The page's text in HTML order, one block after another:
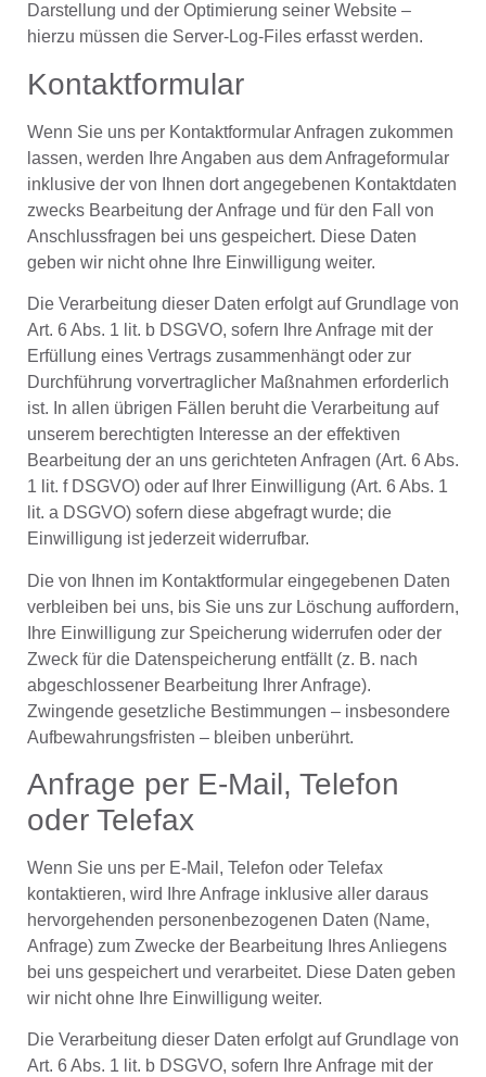
Darstellung und der Optimierung seiner Website –
hierzu müssen die Server-Log-Files erfasst werden.
Kontaktformular
Wenn Sie uns per Kontaktformular Anfragen zukommen
lassen, werden Ihre Angaben aus dem Anfrageformular
inklusive der von Ihnen dort angegebenen Kontaktdaten
zwecks Bearbeitung der Anfrage und für den Fall von
Anschlussfragen bei uns gespeichert. Diese Daten
geben wir nicht ohne Ihre Einwilligung weiter.
Die Verarbeitung dieser Daten erfolgt auf Grundlage von
Art. 6 Abs. 1 lit. b DSGVO, sofern Ihre Anfrage mit der
Erfüllung eines Vertrags zusammenhängt oder zur
Durchführung vorvertraglicher Maßnahmen erforderlich
ist. In allen übrigen Fällen beruht die Verarbeitung auf
unserem berechtigten Interesse an der effektiven
Bearbeitung der an uns gerichteten Anfragen (Art. 6 Abs.
1 lit. f DSGVO) oder auf Ihrer Einwilligung (Art. 6 Abs. 1
lit. a DSGVO) sofern diese abgefragt wurde; die
Einwilligung ist jederzeit widerrufbar.
Die von Ihnen im Kontaktformular eingegebenen Daten
verbleiben bei uns, bis Sie uns zur Löschung auffordern,
Ihre Einwilligung zur Speicherung widerrufen oder der
Zweck für die Datenspeicherung entfällt (z. B. nach
abgeschlossener Bearbeitung Ihrer Anfrage).
Zwingende gesetzliche Bestimmungen – insbesondere
Aufbewahrungsfristen – bleiben unberührt.
Anfrage per E-Mail, Telefon
oder Telefax
Wenn Sie uns per E-Mail, Telefon oder Telefax
kontaktieren, wird Ihre Anfrage inklusive aller daraus
hervorgehenden personenbezogenen Daten (Name,
Anfrage) zum Zwecke der Bearbeitung Ihres Anliegens
bei uns gespeichert und verarbeitet. Diese Daten geben
wir nicht ohne Ihre Einwilligung weiter.
Die Verarbeitung dieser Daten erfolgt auf Grundlage von
Art. 6 Abs. 1 lit. b DSGVO, sofern Ihre Anfrage mit der